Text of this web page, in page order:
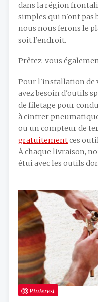
dans la région
simples qui n'ont pas
nous nous ferons le
soit l’endroit.
Prêtez-vous
Pour l'installation de
avez besoin d'outils
de filetage pour
à cintrer
ou un compteur de
gratuitementces
À chaque livraison,
étui avec les outils
Pinterest